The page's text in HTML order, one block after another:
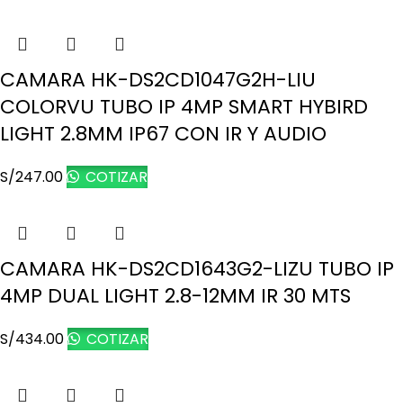
CAMARA HK-DS2CD1047G2H-LIU
COLORVU TUBO IP 4MP SMART HYBIRD
LIGHT 2.8MM IP67 CON IR Y AUDIO
S/247.00 COTIZAR
CAMARA HK-DS2CD1643G2-LIZU TUBO IP
4MP DUAL LIGHT 2.8-12MM IR 30 MTS
S/434.00 COTIZAR